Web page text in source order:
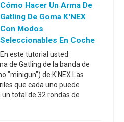
Cómo Hacer Un Arma De
Gatling De Goma K'NEX
Con Modos
Seleccionables En Coche
En este tutorial usted
de Gatling de la banda de
"minigun") de K'NEX.Las
que cada uno puede
total de 32 rondas de